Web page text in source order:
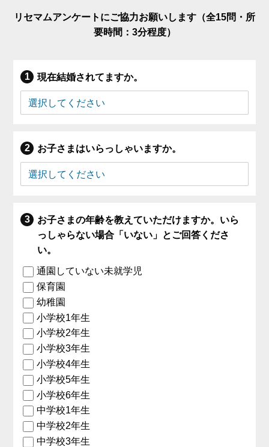
リセマムアンケートにご協力お願いします（全15問・所
要時間：3分程度）
現在結婚されてますか。
お子さまはいらっしゃいますか。
お子さまの年齢を教えていただけますか。いら
っしゃらない場合「いない」とご回答くださ
い。
通園していない未就学児
保育園
幼稚園
小学校1年生
小学校2年生
小学校3年生
小学校4年生
小学校5年生
小学校6年生
中学校1年生
中学校2年生
中学校3年生